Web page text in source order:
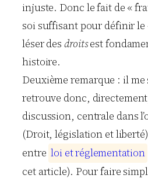
injuste. Donc le fait de «
soi suffisant pour définir le
léser desdroitsest
histoire.
Deuxième remarque : il me
retrouve donc,
discussion, centrale dans
(Droit, législation et
entre loi etréglementation
cet article). Pour faire